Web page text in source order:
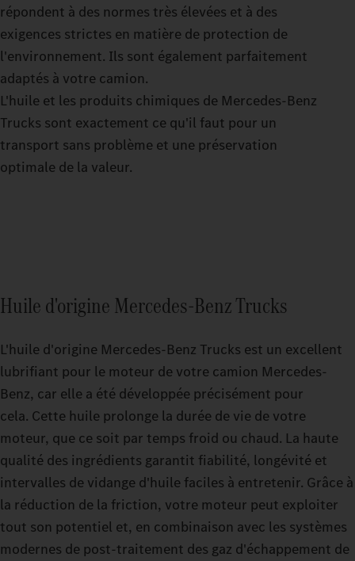
répondent à des normes très élevées et à des
exigences strictes en matière de protection de
l'environnement. Ils sont également parfaitement
adaptés à votre camion.
L'huile et les produits chimiques de Mercedes‑Benz
Trucks sont exactement ce qu'il faut pour un
transport sans problème et une préservation
optimale de la valeur.
Huile d'origine Mercedes‑Benz Trucks
L'huile d'origine Mercedes-Benz Trucks est un excellent
lubrifiant pour le moteur de votre camion Mercedes-
Benz, car elle a été développée précisément pour
cela. Cette huile prolonge la durée de vie de votre
moteur, que ce soit par temps froid ou chaud. La haute
qualité des ingrédients garantit fiabilité, longévité et
intervalles de vidange d'huile faciles à entretenir. Grâce à
la réduction de la friction, votre moteur peut exploiter
tout son potentiel et, en combinaison avec les systèmes
modernes de post-traitement des gaz d'échappement de